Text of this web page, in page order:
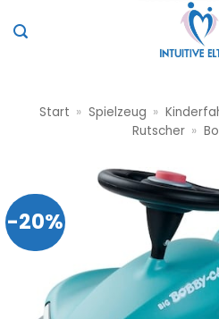
Inhalt
Start » Spielzeug »
Rutscher »
-20%